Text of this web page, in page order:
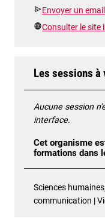
Envoyer un email
Consulter le site
Les sessions à
Aucune session
interface.
Cet organisme
formations dans
Sciences
communication |